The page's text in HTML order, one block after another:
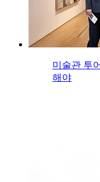
미술관 투
해야